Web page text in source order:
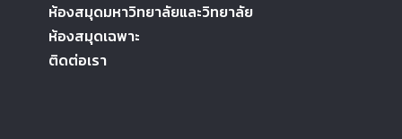
ห้องสมุดมหาวิทยาลัยและวิทยาลัย
ห้องสมุดเฉพาะ
ติดต่อเรา